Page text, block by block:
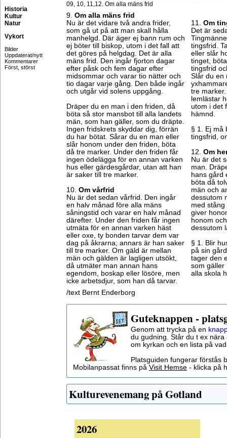
Historia
Kultur
Natur
Vykort
Bilder
Uppdaterat/nytt
Kommentarer
Först, störst
09, 10, 11,12. Om alla mäns frid
9. Om alla mäns frid
Nu är det vidare två andra frider,
som gå ut på att man skall hålla
manhelgd. Där äger ej bann rum och
ej böter till biskop, utom i det fall att
det göres på helgdag. Det är alla
mäns frid. Den ingår fjorton dagar
efter påsk och fem dagar efter
midsommar och varar tio nätter och
tio dagar varje gång. Den både ingår
och utgår vid solens uppgång.
Dräper du en man i den friden, då
böta så stor mansbot till alla landets
män, som han gäller, som du dräpte.
Ingen fridskrets skyddar dig, förrän
du har bötat. Sårar du en man eller
slår honom under den friden, böta
då tre marker. Under den friden får
ingen ödelägga för en annan varken
hus eller gärdesgårdar, utan att han
är saker till tre marker.
10. Om vårfrid
Nu är det sedan vårfrid. Den ingår
en halv månad före alla mäns
såningstid och varar en halv månad
därefter. Under den friden får ingen
utmäta för en annan varken häst
eller oxe, ty bonden tarvar dem var
dag på åkrarna; annars är han saker
till tre marker. Om gäld är mellan
män och gälden är lagligen utsökt,
då utmäter man annan hans
egendom, boskap eller lösöre, men
icke arbetsdjur, som han då tarvar.
11. Om
Det är
tingsfrid.
eller slår
tinget,
tingsfrid
Slår du en
tre
lemlästar
utom i det
hämnd.
§ 1. Ej må
tingsfrid,
12. Om
Nu är det
man.
hans gård
böta då
män och
dessutom
med
giver
honom
dessutom
§ 1. Blir
på sin
tager den
som gäller
alla skola
/text Bernt Enderborg
Guteknappen -
Genom att trycka på en
du gudning. Står du t ex
om kyrkan och en lista på
Platsguiden fungerar förstås
Mobilanpassat finns på Visit Hemse - klicka på
Kulturevenemang på Gotland
2026